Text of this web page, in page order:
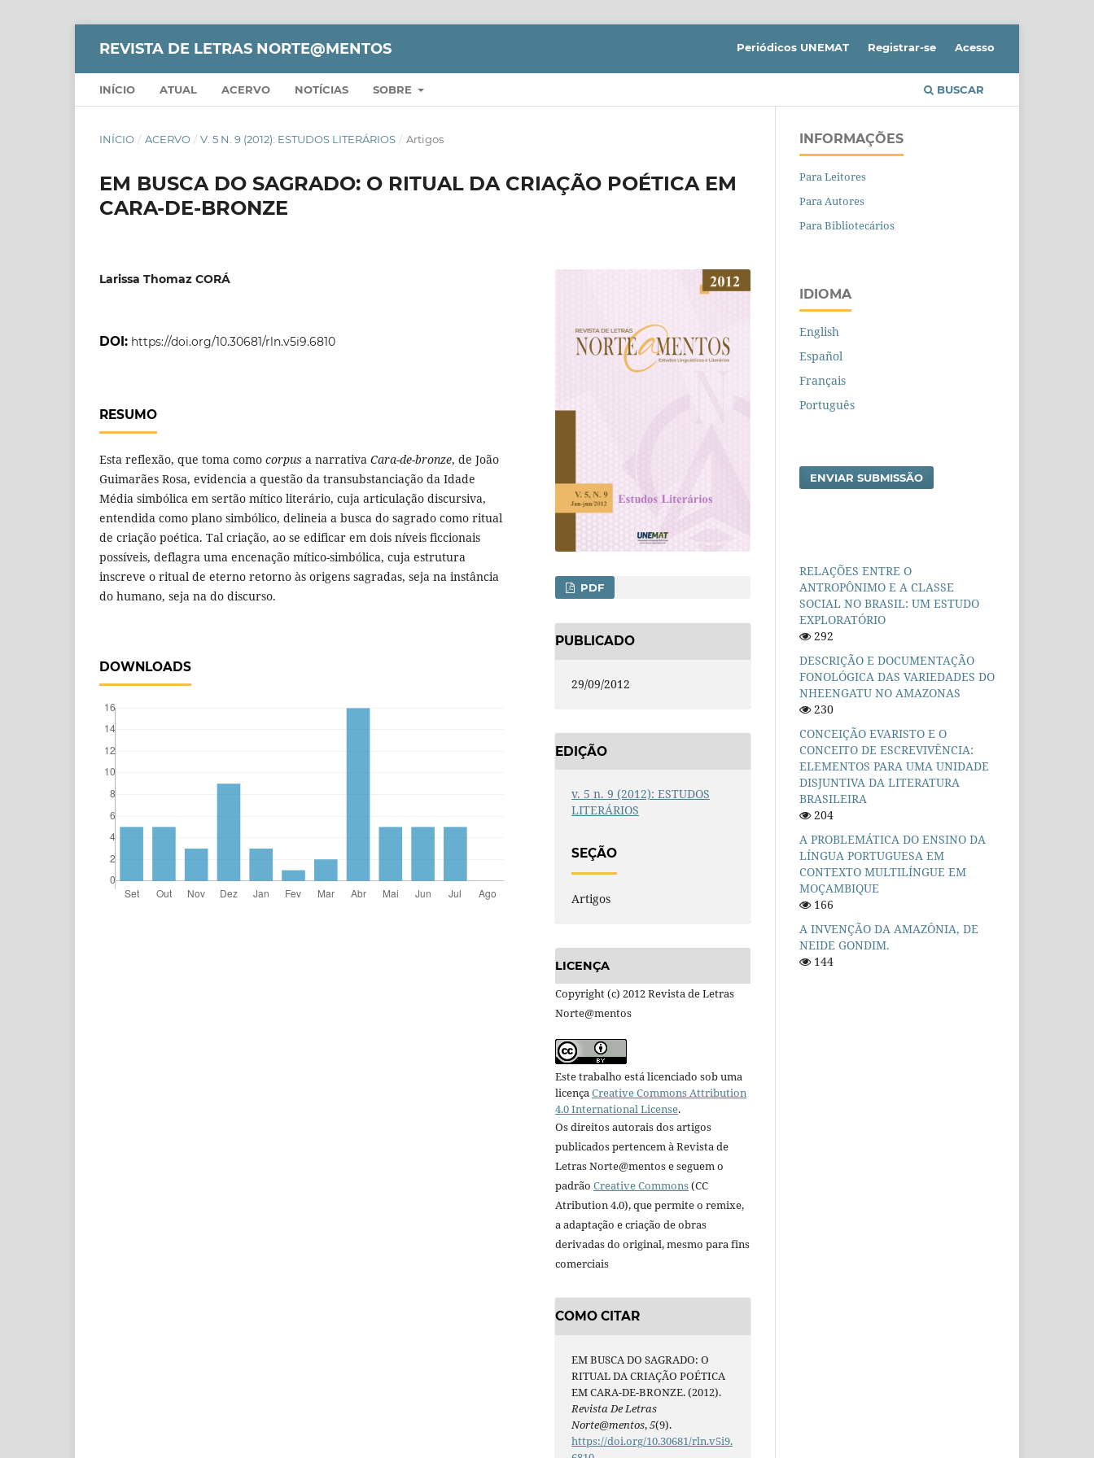
REVISTA DE LETRAS NORTE@MENTOS
INÍCIO ATUAL ACERVO NOTÍCIAS SOBRE BUSCAR
Periódicos UNEMAT Registrar-se Acesso
INÍCIO / ACERVO / V. 5 N. 9 (2012): ESTUDOS LITERÁRIOS / Artigos
EM BUSCA DO SAGRADO: O RITUAL DA CRIAÇÃO POÉTICA EM
CARA-DE-BRONZE
Larissa Thomaz CORÁ
DOI: https://doi.org/10.30681/rln.v5i9.6810
RESUMO
Esta reflexão, que toma como corpus a narrativa Cara-de-bronze, de João
Guimarães Rosa, evidencia a questão da transubstanciação da Idade
Média simbólica em sertão mítico literário, cuja articulação discursiva,
entendida como plano simbólico, delineia a busca do sagrado como ritual
de criação poética. Tal criação, ao se edificar em dois níveis ficcionais
possíveis, deflagra uma encenação mítico-simbólica, cuja estrutura
inscreve o ritual de eterno retorno às origens sagradas, seja na instância
do humano, seja na do discurso.
DOWNLOADS
PDF
PUBLICADO
29/09/2012
EDIÇÃO
v. 5 n. 9 (2012): ESTUDOS
LITERÁRIOS
SEÇÃO
Artigos
LICENÇA
Copyright (c) 2012 Revista de Letras
Norte@mentos
Este trabalho está licenciado sob uma
licençaCreative Commons Attribution
4.0 International License.
Os direitos autorais dos artigos
publicados pertencem à Revista de
Letras Norte@mentos e seguem o
padrão Creative Commons(CC
Atribution 4.0), que permite o remixe,
a adaptação e criação de obras
derivadas do original, mesmo para fins
comerciais
COMO CITAR
EM BUSCA DO SAGRADO: O
RITUAL DA CRIAÇÃO POÉTICA
EM CARA-DE-BRONZE. (2012).
Revista De Letras
Norte@mentos,5(9).
https://doi.org/10.30681/rln.v5i9.
INFORMAÇÕES
Para Leitores
Para Autores
Para Bibliotecários
IDIOMA
English
Español
Français
Português
ENVIAR SUBMISSÃO
RELAÇÕES ENTRE O
ANTROPÔNIMO E A CLASSE
SOCIAL NO BRASIL: UM ESTUDO
EXPLORATÓRIO
292
DESCRIÇÃO E DOCUMENTAÇÃO
FONOLÓGICA DAS VARIEDADES DO
NHEENGATU NO AMAZONAS
230
CONCEIÇÃO EVARISTO E O
CONCEITO DE ESCREVIVÊNCIA:
ELEMENTOS PARA UMA UNIDADE
DISJUNTIVA DA LITERATURA
BRASILEIRA
204
A PROBLEMÁTICA DO ENSINO DA
LÍNGUA PORTUGUESA EM
CONTEXTO MULTILÍNGUE EM
MOÇAMBIQUE
166
A INVENÇÃO DA AMAZÔNIA, DE
NEIDE GONDIM.
144